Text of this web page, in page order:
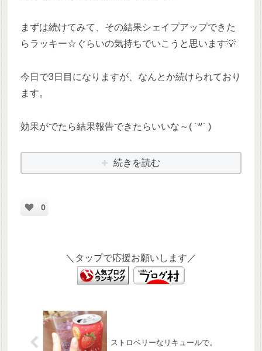
まずは続けてみて、その結果シェイプアップできた
らラッキー☆ぐらいの気持ちでいこうと思います💡
今日で3日目になりますが、なんとか続けられており
ます。
効果がでたら結果報告できたらいいな～( ˙꒳​˙ )
続きを読む
0
＼タップで応援お願いします／
ストロベリーなリキュールで。